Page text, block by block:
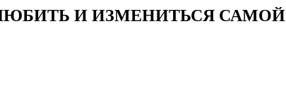
И ИЗМЕНИТЬСЯ САМОЙ